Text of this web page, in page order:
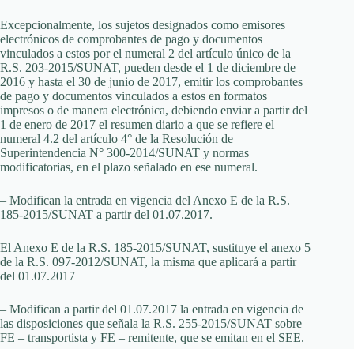
Excepcionalmente, los sujetos designados como emisores
electrónicos de comprobantes de pago y documentos
vinculados a estos por el numeral 2 del artículo único de la
R.S. 203-2015/SUNAT, pueden desde el 1 de diciembre de
2016 y hasta el 30 de junio de 2017, emitir los comprobantes
de pago y documentos vinculados a estos en formatos
impresos o de manera electrónica, debiendo enviar a partir del
1 de enero de 2017 el resumen diario a que se refiere el
numeral 4.2 del artículo 4° de la Resolución de
Superintendencia N° 300-2014/SUNAT y normas
modificatorias, en el plazo señalado en ese numeral.
– Modifican la entrada en vigencia del Anexo E de la R.S.
185-2015/SUNAT a partir del 01.07.2017.
El Anexo E de la R.S. 185-2015/SUNAT, sustituye el anexo 5
de la R.S. 097-2012/SUNAT, la misma que aplicará a partir
del 01.07.2017
– Modifican a partir del 01.07.2017 la entrada en vigencia de
las disposiciones que señala la R.S. 255-2015/SUNAT sobre
FE – transportista y FE – remitente, que se emitan en el SEE.